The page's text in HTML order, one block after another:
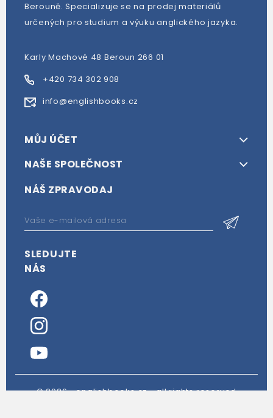
Berouně. Specializuje se na prodej materiálů
určených pro studium a výuku anglického jazyka.
Karly Machové 48 Beroun 266 01
+420 734 302 908
info@englishbooks.cz
MŮJ ÚČET
NAŠE SPOLEČNOST
NÁŠ ZPRAVODAJ
SLEDUJTE
NÁS
© 2026・englishbooks.cz・all rights reserved